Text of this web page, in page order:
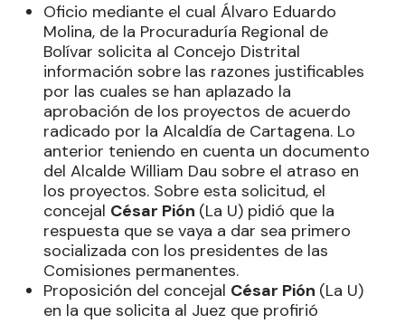
Oficio mediante el cual Álvaro Eduardo
Molina, de la Procuraduría Regional de
Bolívar solicita al Concejo Distrital
información sobre las razones justificables
por las cuales se han aplazado la
aprobación de los proyectos de acuerdo
radicado por la Alcaldía de Cartagena. Lo
anterior teniendo en cuenta un documento
del Alcalde William Dau sobre el atraso en
los proyectos. Sobre esta solicitud, el
concejal César Pión (La U) pidió que la
respuesta que se vaya a dar sea primero
socializada con los presidentes de las
Comisiones permanentes.
Proposición del concejal César Pión (La U)
en la que solicita al Juez que profirió